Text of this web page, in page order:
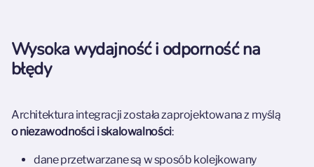
Wysoka wydajność i odporność na
błędy
Architektura integracji została zaprojektowana z myślą
o niezawodności i skalowalności:
dane przetwarzane są w sposób kolejkowany